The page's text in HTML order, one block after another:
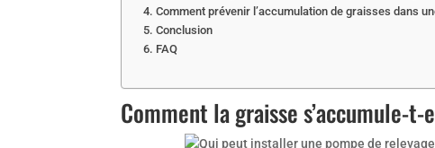
Comment prévenir l’accumulation de graisses dans
Conclusion
FAQ
Comment la graisse s’accumule-